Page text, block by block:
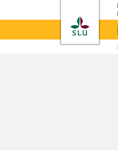
Till